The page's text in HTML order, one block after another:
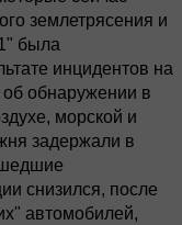
землетрясения и
была
инцидентов на
обнаружении в
морской и
задержали в
снизился, после
автомобилей,